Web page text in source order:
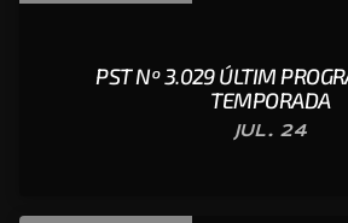
PST Nº 3.029 ÚLTIM
TEMPORADA
JUL. 24